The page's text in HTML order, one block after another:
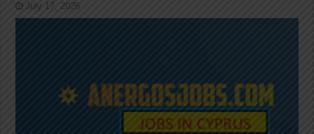
July 17, 2026